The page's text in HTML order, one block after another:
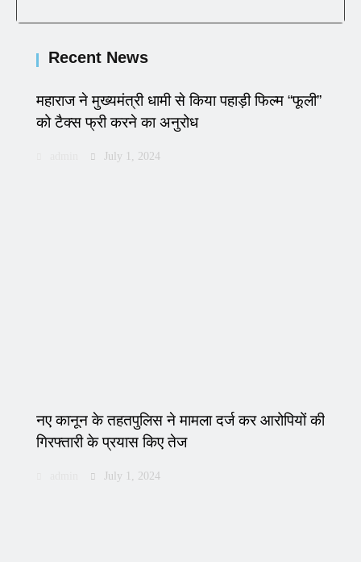
Recent News
महाराज ने मुख्यमंत्री धामी से किया पहाड़ी फिल्म “फूली”
को टैक्स फ्री करने का अनुरोध
July 1, 2024
नए कानून के तहतपुलिस ने मामला दर्ज कर आरोपियों की
गिरफ्तारी के प्रयास किए तेज
July 1, 2024